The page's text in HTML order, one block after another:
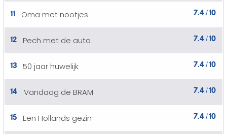
11 Oma met nootjes 7.4 /10
12 Pech met de auto 7.4 /10
13 50 jaar huwelijk 7.4 /10
14 Vandaag de BRAM 7.4 /10
15 Een Hollands gezin 7.4 /10